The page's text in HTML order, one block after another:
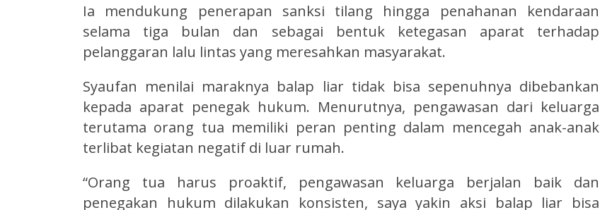
Ia mendukung penerapan sanksi tilang hingga penahanan kendaraan
selama tiga bulan dan sebagai bentuk ketegasan aparat terhadap
pelanggaran lalu lintas yang meresahkan masyarakat.
Syaufan menilai maraknya balap liar tidak bisa sepenuhnya dibebankan
kepada aparat penegak hukum. Menurutnya, pengawasan dari keluarga
terutama orang tua memiliki peran penting dalam mencegah anak-anak
terlibat kegiatan negatif di luar rumah.
“Orang tua harus proaktif, pengawasan keluarga berjalan baik dan
penegakan hukum dilakukan konsisten, saya yakin aksi balap liar bisa